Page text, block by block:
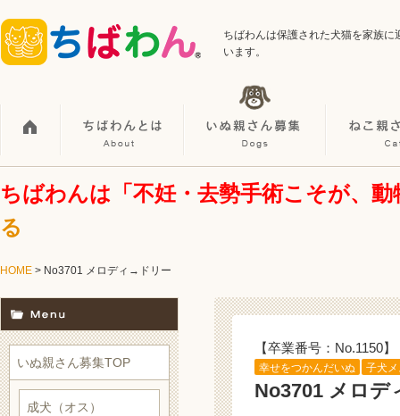
ちばわんは保護された犬猫を家族
います。
ちばわんは「不妊・去勢手術こそが、
る
HOME > No3701 メロディ→ドリー
【卒業番号：No.1150】
幸せをつかんだいぬ 子犬
No3701 メロ
いぬ親さん募集TOP
成犬（オス）